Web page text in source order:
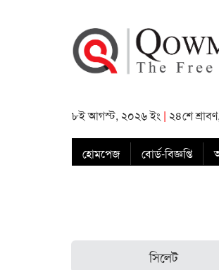
৮ই আগস্ট, ২০২৬ ইং | ২৪শে
হোমপেজ বোর্ড-বিজ্ঞপ্তি
সিলেট